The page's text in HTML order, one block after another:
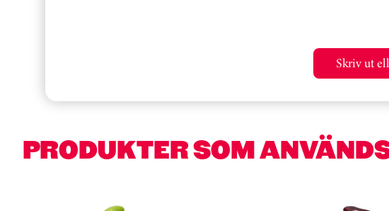
Skriv ut
PRODUKTER SOM